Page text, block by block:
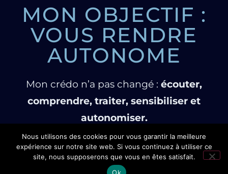
MON OBJECTIF :
VOUS RENDRE
AUTONOME
Mon crédo n’a pas changé : écouter,
comprendre, traiter, sensibiliser et
autonomiser.
« Mon but est que le patient, un
jour, n’en soit plus un. »
Prendre rendez-vous
Nous utilisons des cookies pour vous garantir la meilleure
expérience sur notre site web. Si vous continuez à utiliser ce
site, nous supposerons que vous en êtes satisfait.
Ok